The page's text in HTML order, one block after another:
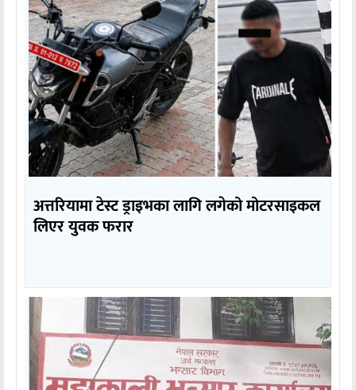
अत्तरियामा टेस्ट ड्राइभका लागि लगेको मोटरसाइकल
लिएर युवक फरार